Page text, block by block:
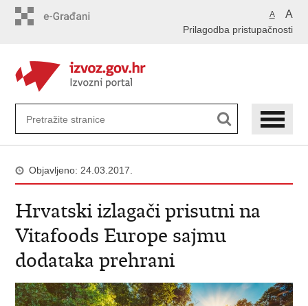
A A
Prilagodba pristupačnosti
Objavljeno: 24.03.2017.
Hrvatski izlagači prisutni na
Vitafoods Europe sajmu
dodataka prehrani